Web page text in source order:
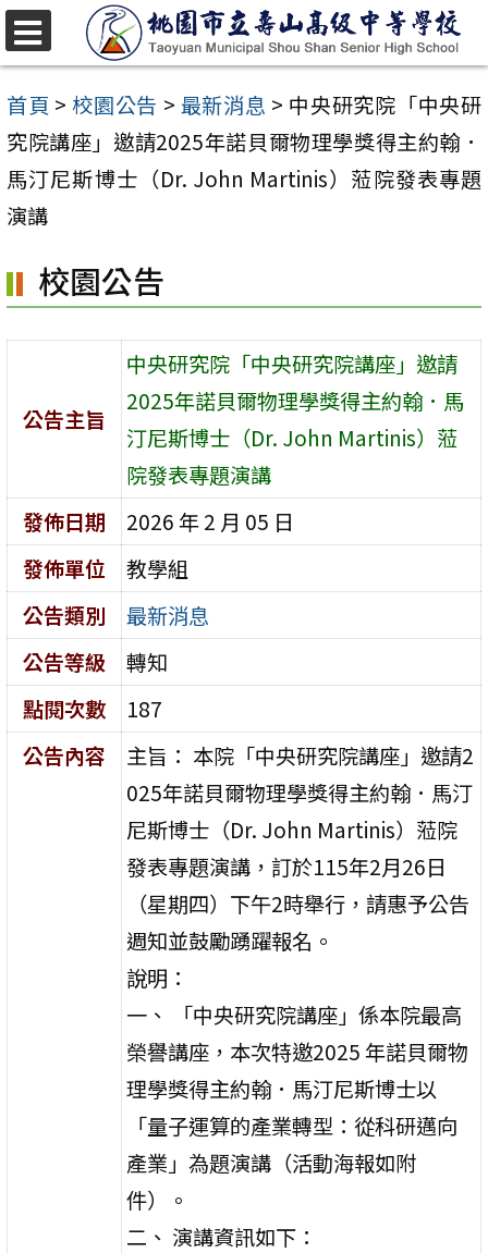
跳
至
主
要
內
容
首頁 > 校園公告 > 最新消息 > 中央研究院「中央研
究院講座」邀請2025年諾貝爾物理學獎得主約翰．
馬汀尼斯博士（Dr. John Martinis）蒞院發表專題
演講
校園公告
公告主旨
中央研究院「中央研究院講座」邀請
2025年諾貝爾物理學獎得主約翰．馬
汀尼斯博士（Dr. John Martinis）蒞
院發表專題演講
發佈日期
2026 年 2 月 05 日
發佈單位
教學組
公告類別
最新消息
公告等級
轉知
點閱次數
187
公告內容
主旨： 本院「中央研究院講座」邀請2
025年諾貝爾物理學獎得主約翰．馬汀
尼斯博士（Dr. John Martinis）蒞院
發表專題演講，訂於115年2月26日
（星期四）下午2時舉行，請惠予公告
週知並鼓勵踴躍報名。
說明：
一、 「中央研究院講座」係本院最高
榮譽講座，本次特邀2025 年諾貝爾物
理學獎得主約翰．馬汀尼斯博士以
「量子運算的產業轉型：從科研邁向
產業」為題演講（活動海報如附
件）。
二、 演講資訊如下：
選
單